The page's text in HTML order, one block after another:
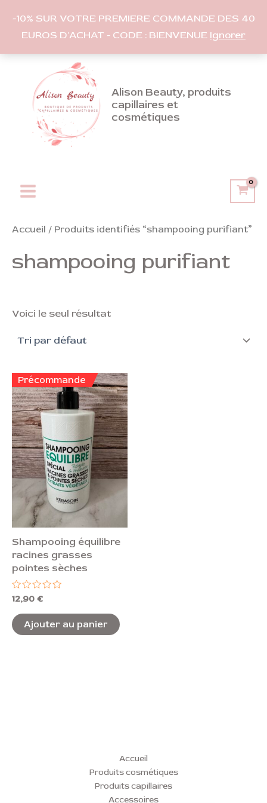
-10% SUR VOTRE PREMIERE COMMANDE DES 40
EUROS D'ACHAT - CODE : BIENVENUE Ignorer
Aller
Alison Beauty, produits
capillaires et
cosmétiques
Main
Accueil / Produits identifiés “shampooing purifiant”
shampooing purifiant
Voici le seul résultat
Précommande
Shampooing équilibre
racines grasses
pointes sèches
Note
sur
5
12,90 €
Ajouter au panier
Accueil
Produits cosmétiques
Produits capillaires
Accessoires